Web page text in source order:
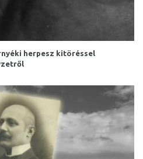
herpesz kitöréssel